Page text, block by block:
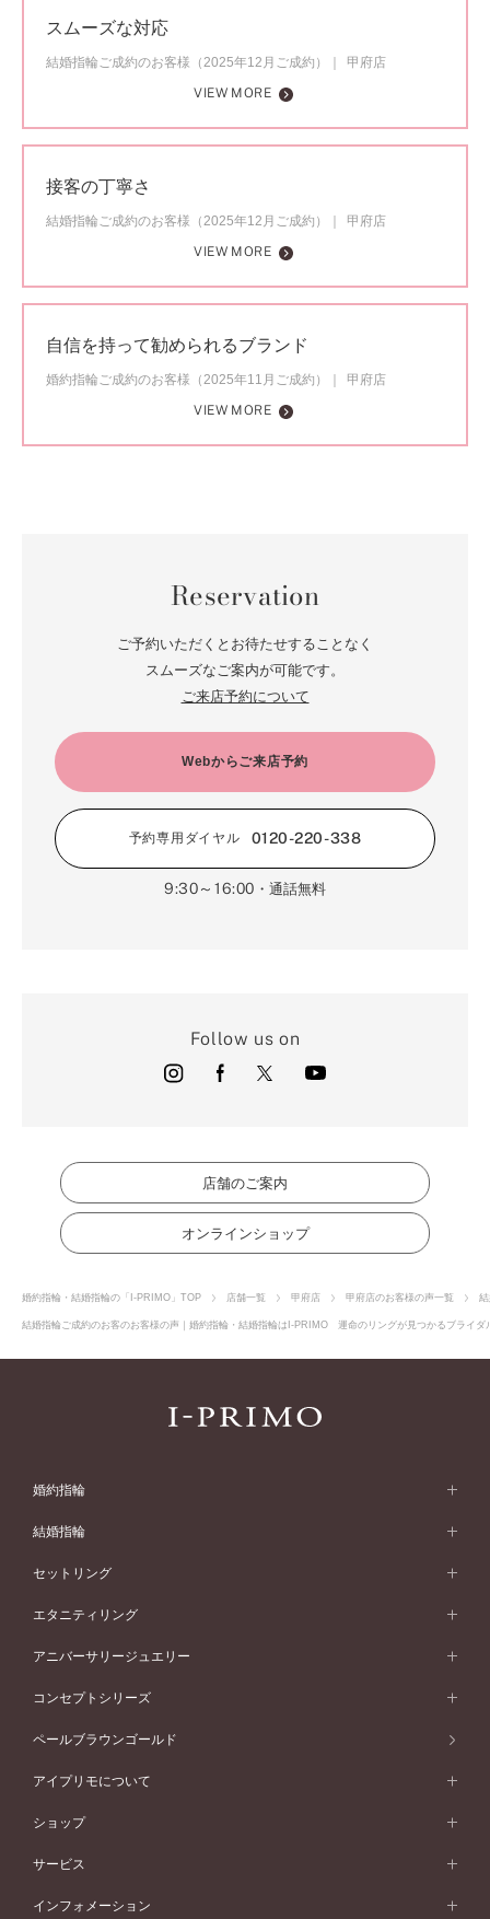
スムーズな対応
結婚指輪ご成約のお客様（2025年12月ご成約）
甲府店
VIEW MORE
接客の丁寧さ
結婚指輪ご成約のお客様（2025年12月ご成約）
甲府店
VIEW MORE
自信を持って勧められるブランド
婚約指輪ご成約のお客様（2025年11月ご成約）
甲府店
VIEW MORE
Reservation
ご予約いただくとお待たせすることなく
スムーズなご案内が可能です。
ご来店予約について
Webからご来店予約
予約専用ダイヤル 0120-220-338
9:30～16:00 ・通話無料
Follow us on
店舗のご案内
オンラインショップ
婚約指輪・結婚指輪の「I-PRIMO」TOP 店舗一覧 甲府店 甲府店のお客様の声一覧
結婚指輪ご成約のお客のお客様の声｜婚約指輪・結婚指輪はI-PRIMO 運命のリングが見つかるブライ
婚約指輪
婚約指輪 (エンゲージリング)
婚約指輪一覧
ピンクゴールド
ペールブラウンゴールド
ウェーブライン
V字ライン
ワンサイドメレ
ダブルサイドメレ
シンプル
フェミニン
モード
50万円台～
40万円台～
30万円台～
婚約指輪 人気ランキング
婚約ネックレス
ダイヤモンドシェイプコレクション
結婚指輪
結婚指輪 (マリッジリング)
結婚指輪一覧
ピンクゴールド
ペールブラウンゴールド
ウェーブライン
V字ライン
ワンメレ
セベラルメレ
シンプル
フェミニン
モード
50万円～
40万円～50万円
セットリング
セットリング
セットリング一覧
ピンクゴールド
ペールブラウンゴールド
エタニティリング
エタニティリング
エタニティリング一覧
ピンクゴールド
ペールブラウンゴールド
アニバーサリージュエリー
アニバーサリージュエリー
アニバーサリージュエリー一覧
ファッションリング
ブレスレット
コンセプトシリーズ
コンセプトシリーズ
オリジンビリーフ
エトワル
スワハ
ペールブラウンゴールド
アイプリモについて
アイプリモについて
パーソナルハンド診断
デザインへのこだわり
ショップ
店舗一覧
北海道
サービス
プロポーズサポート
インフォメーション